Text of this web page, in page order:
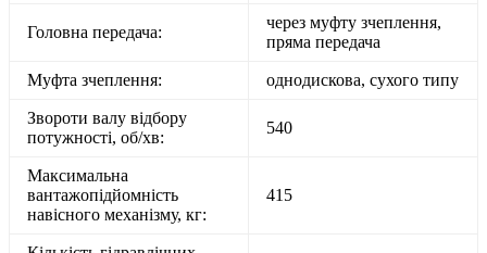
Головна передача:
через муфту зчеплення,
пряма передача
Муфта зчеплення: однодискова, сухого типу
Звороти валу відбору
потужності, об/хв:
540
Максимальна
вантажопідйомність
навісного механізму, кг:
415